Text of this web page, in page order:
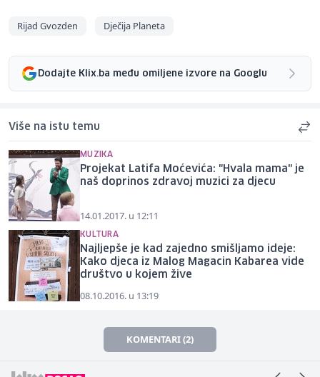
Rijad Gvozden Dječija Planeta
Dodajte Klix.ba među omiljene izvore na Googlu
Više na istu temu
MUZIKA
Projekat Latifa Moćevića: "Hvala mama" je
naš doprinos zdravoj muzici za djecu
14.01.2017. u 12:11
KULTURA
Najljepše je kad zajedno smišljamo ideje:
Kako djeca iz Malog Magacin Kabarea vide
društvo u kojem žive
08.10.2016. u 13:19
KOMENTARI (2)